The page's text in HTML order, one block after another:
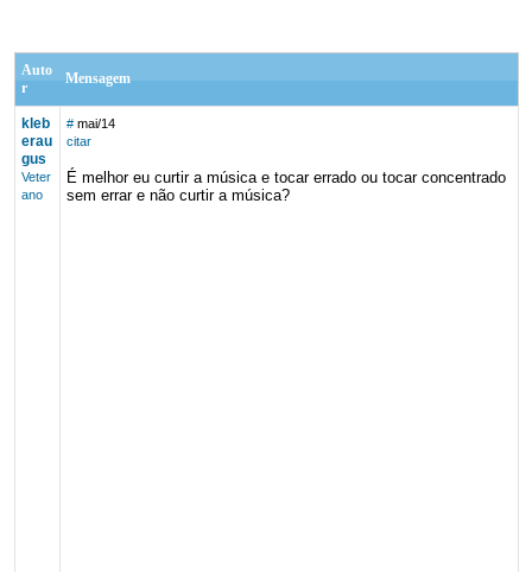
Auto
r
Mensagem
kleb
erau
gus
Veter
ano
# mai/14
citar
É melhor eu curtir a música e tocar errado ou tocar concentrado
sem errar e não curtir a música?